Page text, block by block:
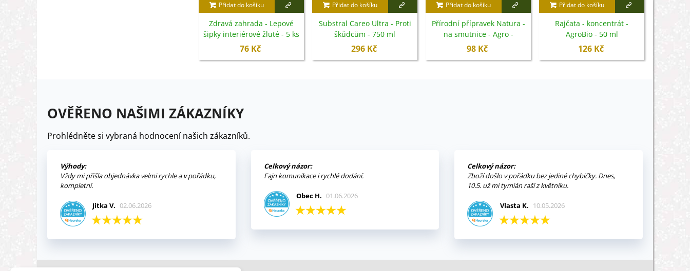
Přidat do košíku
Zdravá zahrada - Lepové
šipky interiérové žluté - 5 ks
76 Kč
Přidat do košíku
Substral Careo Ultra - Proti
škůdcům - 750 ml
296 Kč
Přidat do košíku
Přírodní přípravek Natura -
na smutnice - Agro -
ochrana rostlin - 50 ml
98 Kč
Přidat do košíku
Rajčata - koncentrát -
AgroBio - 50 ml
126 Kč
OVĚŘENO NAŠIMI ZÁKAZNÍKY
Prohlédněte si vybraná hodnocení našich zákazníků.
Výhody:
Vždy mi přišla objednávka velmi rychle a v pořádku,
kompletní.
Jitka V. 02.06.2026
Celkový názor:
Fajn komunikace i rychlé dodání.
Obec H. 01.06.2026
Celkový názor:
Zboží došlo v pořádku bez jediné chybičky. Dnes,
10.5. už mi tymián raší z květníku.
Vlasta K. 10.05.2026